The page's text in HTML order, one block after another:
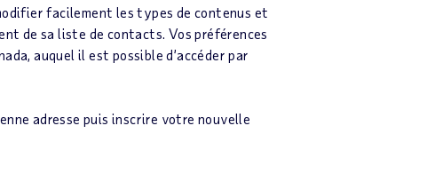
facilement les types de contenus et
de sa liste de contacts. Vos préférences
auquel il est possible d’accéder par
adresse puis inscrire votre nouvelle